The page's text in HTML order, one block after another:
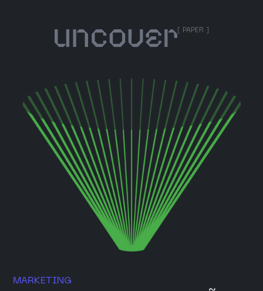
[ PAPER ]
MARKETING